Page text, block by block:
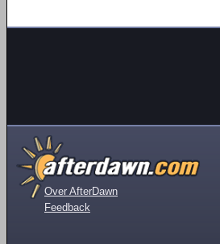
Over AfterDawn
Feedback